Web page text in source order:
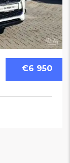
€6 950